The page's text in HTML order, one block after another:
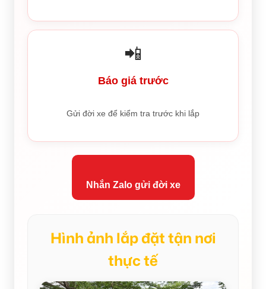
📲
Báo giá trước
Gửi đời xe để kiểm tra trước khi lắp
Nhắn Zalo gửi đời xe
Hình ảnh lắp đặt tận nơi
thực tế